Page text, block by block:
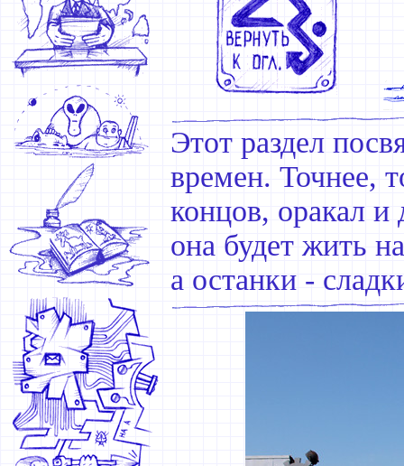
Этот раздел
времен. Точнее,
концов, оракал
она будет жить
а останки -